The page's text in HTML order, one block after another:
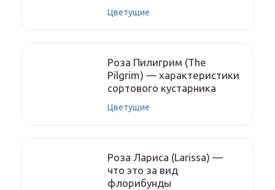
Цветущие
Роза Пилигрим (The
Pilgrim) — характеристики
сортового кустарника
Цветущие
Роза Лариса (Larissa) —
что это за вид
флорибунды